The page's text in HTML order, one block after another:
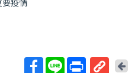
回